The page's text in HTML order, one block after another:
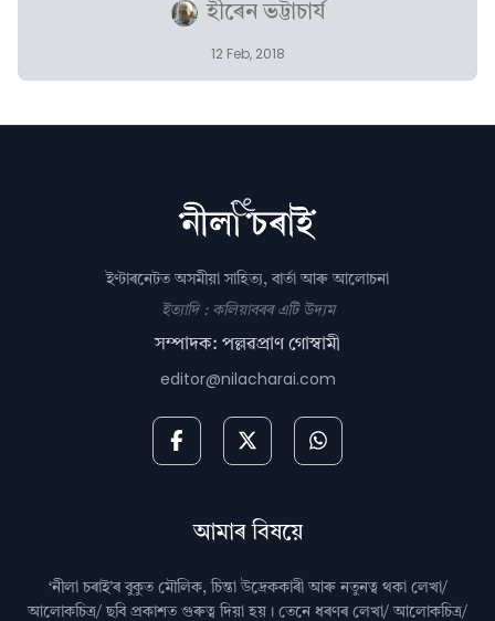
হীৰেন ভট্টাচাৰ্য
12 Feb, 2018
ইণ্টাৰনেটত অসমীয়া সাহিত্য, বাৰ্তা আৰু আলোচনা
ইত্যাদি : কলিয়াবৰৰ এটি উদ্যম
সম্পাদক: পল্লৱপ্ৰাণ গোস্বামী
editor@nilacharai.com
আমাৰ বিষয়ে
‘নীলা চৰাই’ৰ বুকুত মৌলিক, চিন্তা উদ্রেককাৰী আৰু নতুনত্ব থকা লেখা/
আলোকচিত্ৰ/ ছবি প্রকাশত গুৰুত্ব দিয়া হয়। তেনে ধৰণৰ লেখা/ আলোকচিত্ৰ/